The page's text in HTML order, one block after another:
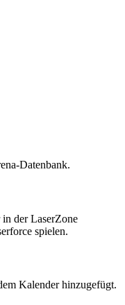
Datenbank.
der LaserZone
spielen.
Kalender hinzugefügt.